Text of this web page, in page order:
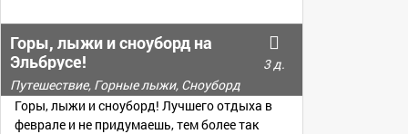
Горы, лыжи и сноуборд на
Эльбрусе!
3 д.
Путешествие, Горные лыжи, Сноуборд
Горы, лыжи и сноуборд! Лучшего отдыха в
феврале и не придумаешь, тем более так